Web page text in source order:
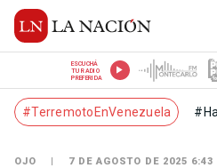
ESCUCHÁ
TU RADIO
PREFERIDA
#TerremotoEnVenezuela
OJO 7 DE AGOSTO DE 2025 6:43